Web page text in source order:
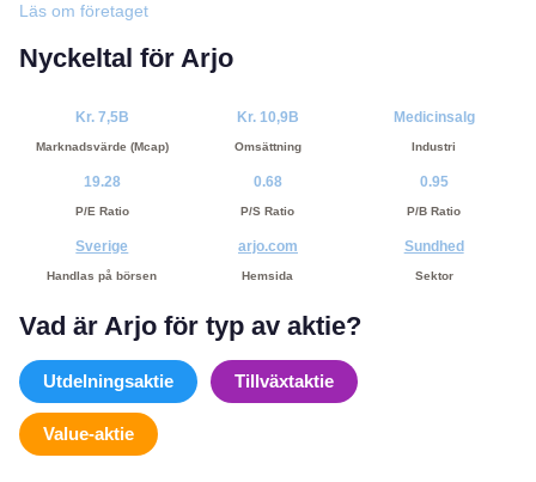
Läs om företaget
Nyckeltal för Arjo
Kr. 7,5B
Marknadsvärde (Mcap)
Kr. 10,9B
Omsättning
Medicinsalg
Industri
19.28
P/E Ratio
0.68
P/S Ratio
0.95
P/B Ratio
Sverige
Handlas på börsen
arjo.com
Hemsida
Sundhed
Sektor
Vad är Arjo för typ av aktie?
Utdelningsaktie Tillväxtaktie
Value-aktie